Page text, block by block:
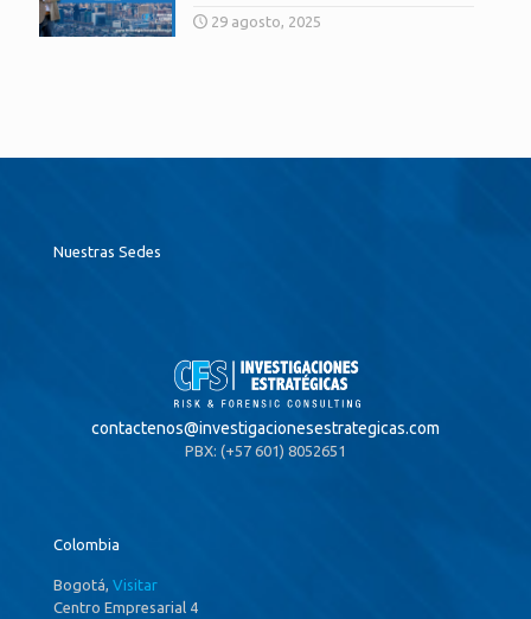
29 agosto, 2025
Nuestras Sedes
contactenos@investigacionesestrategicas.com
PBX: (+57 601) 8052651
Colombia
Bogotá, Visitar
Centro Empresarial 4